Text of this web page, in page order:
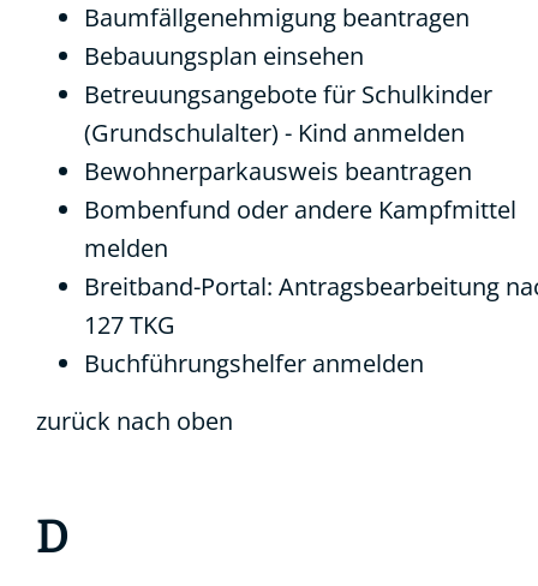
Baumfällgenehmigung beantragen
Bebauungsplan einsehen
Betreuungsangebote für Schulkinder
(Grundschulalter) - Kind anmelden
Bewohnerparkausweis beantragen
Bombenfund oder andere Kampfmittel
melden
Breitband-Portal: Antragsbearbeitung
127 TKG
Buchführungshelfer anmelden
zurück nach oben
D